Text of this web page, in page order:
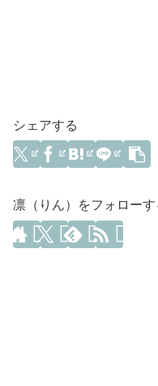
シェアする
凛（りん）をフォローす